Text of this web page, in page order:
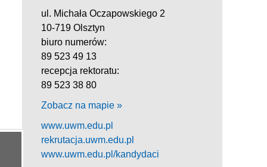
ul. Michała Oczapowskiego 2
10-719 Olsztyn
biuro numerów:
89 523 49 13
recepcja rektoratu:
89 523 38 80
Zobacz na mapie »
www.uwm.edu.pl
rekrutacja.uwm.edu.pl
www.uwm.edu.pl/kandydaci